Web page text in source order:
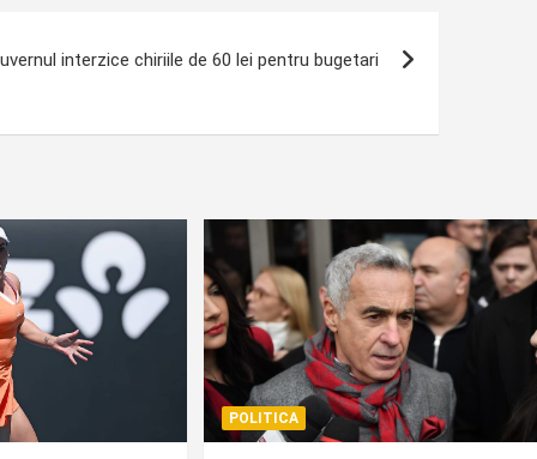
interzice chiriile de 60 lei pentru bugetari
POLITICA